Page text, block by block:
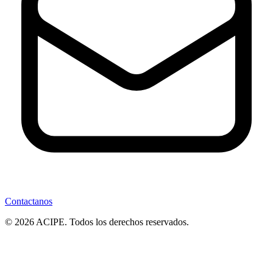
Contactanos
© 2026 ACIPE. Todos los derechos reservados.